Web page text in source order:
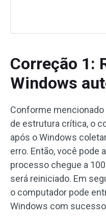
Correção 1:
Windows
Conforme
de estrutura crítica, o
após o Windows
erro. Então, você pode
processo chegue a
será reiniciado. Em
o computador pode
Windows com